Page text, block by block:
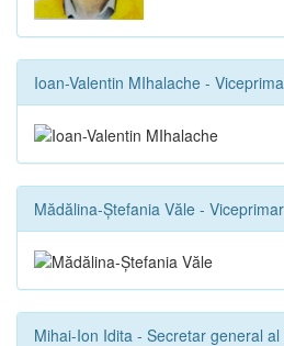
Ioan-Valentin MIhalache -
Mădălina-Ștefania Văle - Viceprimar
Mihai-Ion Idita - Secretar general